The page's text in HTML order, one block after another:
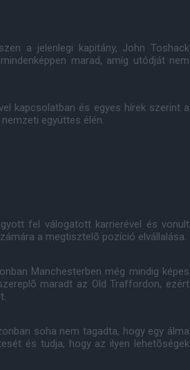
a jelenlegi kapitány, John Toshack
marad, amíg utódját nem
kapcsolatban és egyes hírek szerint a
együttes élén.
fel válogatott karrierével és vonult
a megtisztelõ pozíció elvállalása.
Manchesterben még mindig képes
maradt az Old Traffordon, ezért
soha nem tagadta, hogy egy álma
és tudja, hogy az ilyen lehetõségek